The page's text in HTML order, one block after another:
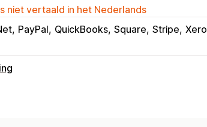
niet vertaald in het Nederlands
PayPal QuickBooks Square Stripe Xero